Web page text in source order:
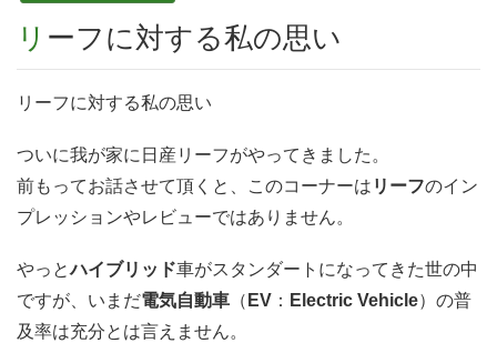
リーフに対する私の思い
リーフに対する私の思い
ついに我が家に日産リーフがやってきました。
前もってお話させて頂くと、このコーナーは リーフのイン
プレッションやレビューではありません。
やっとハイブリッド車がスタンダートになってきた世の中
ですが、いまだ電気自動車 （ EV ： Electric Vehicle）の普
及率は充分とは言えません。